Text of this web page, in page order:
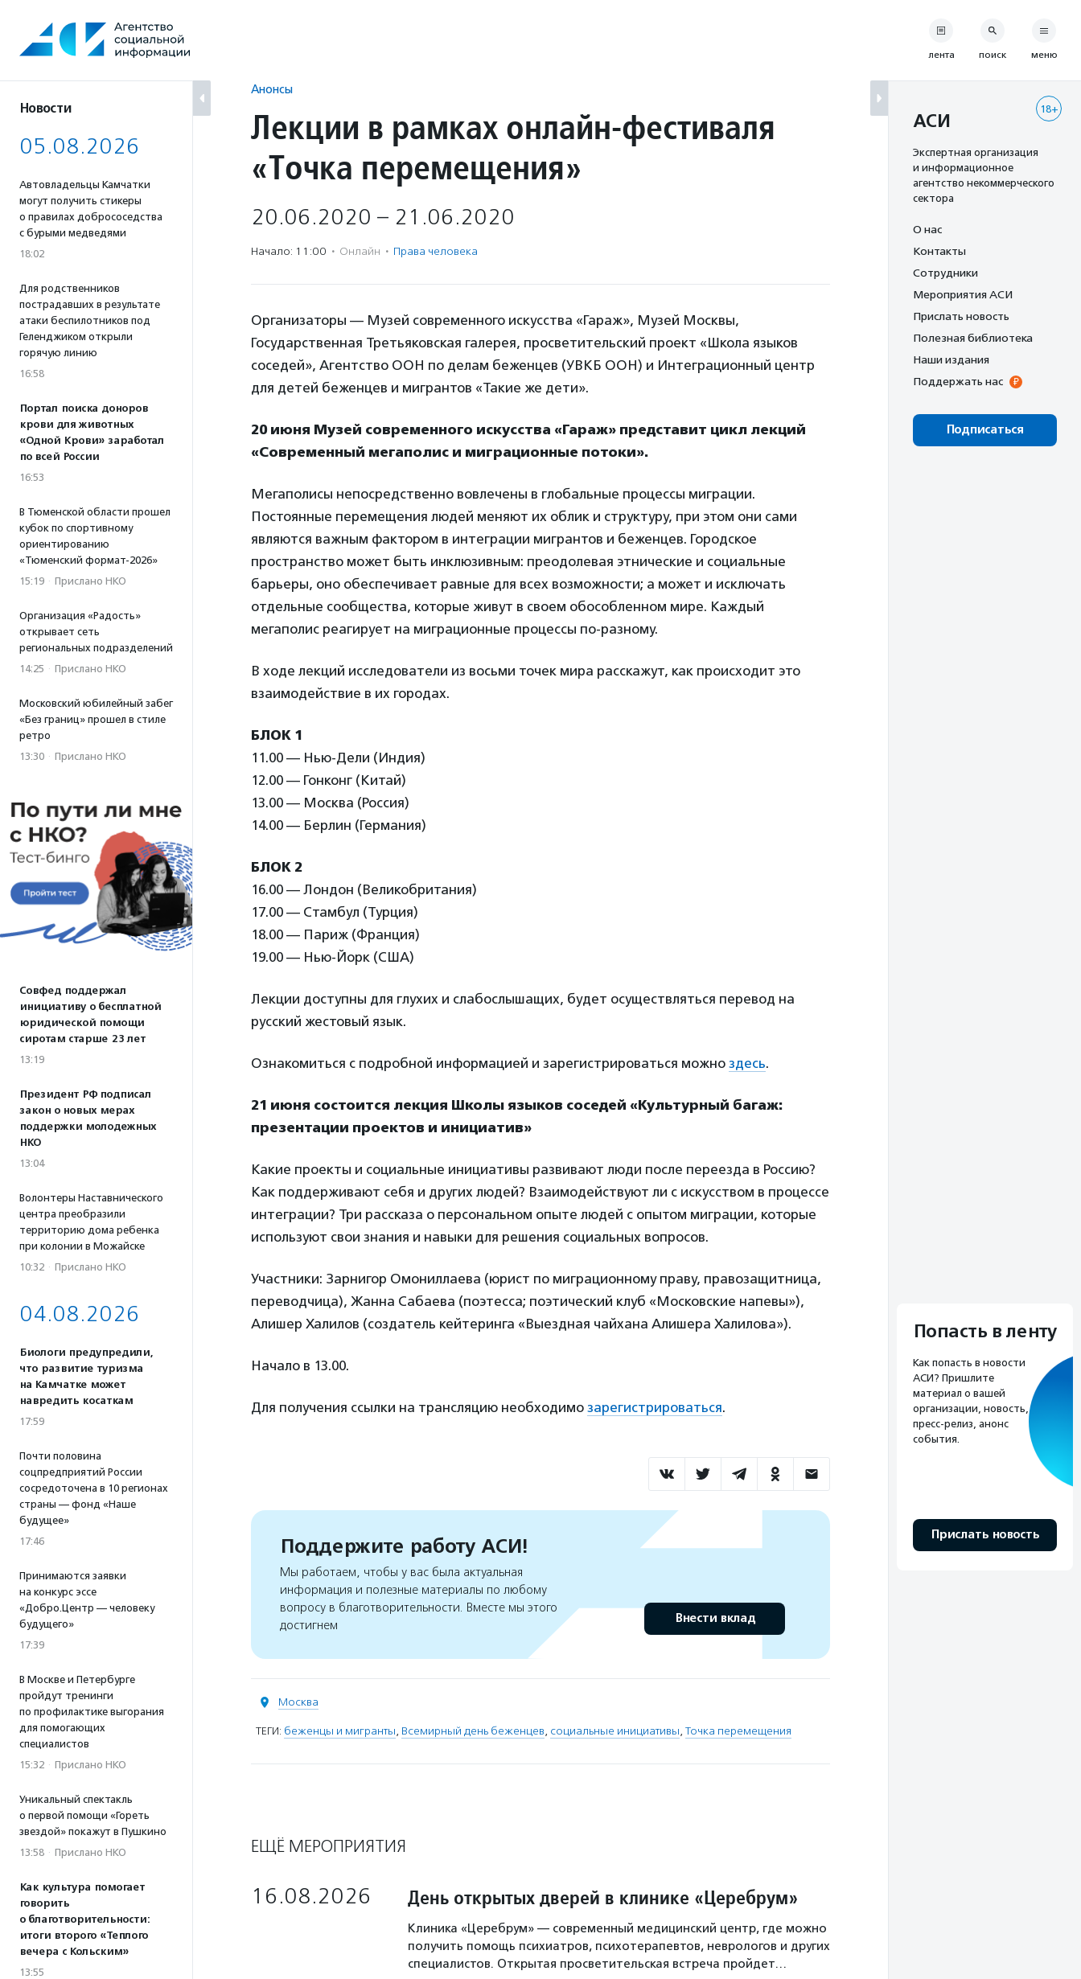
содержанию
Новости
05.08.2026
Автовладельцы Камчатки
могут получить стикеры
о правилах добрососедства
с бурыми медведями
18:02
Для родственников
пострадавших в результате
атаки беспилотников под
Геленджиком открыли
горячую линию
16:58
Портал поиска доноров
крови для животных
«Одной Крови» заработал
по всей России
16:53
В Тюменской области прошел
кубок по спортивному
ориентированию
«Тюменский формат-2026»
15:19 · Прислано НКО
Организация «Радость»
открывает сеть
региональных подразделений
14:25 · Прислано НКО
Московский юбилейный забег
«Без границ» прошел в стиле
ретро
13:30 · Прислано НКО
Совфед поддержал
инициативу о бесплатной
юридической помощи
сиротам старше 23 лет
13:19
Президент РФ подписал
закон о новых мерах
поддержки молодежных
НКО
13:04
Волонтеры Наставнического
центра преобразили
территорию дома ребенка
при колонии в Можайске
10:32 · Прислано НКО
04.08.2026
Биологи предупредили,
что развитие туризма
на Камчатке может
навредить косаткам
17:59
Почти половина
соцпредприятий России
сосредоточена в 10 регионах
страны — фонд «Наше
будущее»
17:46
Принимаются заявки
на конкурс эссе
«Добро.Центр — человеку
будущего»
17:39
В Москве и Петербурге
пройдут тренинги
по профилактике выгорания
для помогающих
специалистов
15:32 · Прислано НКО
Уникальный спектакль
о первой помощи «Гореть
звездой» покажут в Пушкино
13:58 · Прислано НКО
Как культура помогает
говорить
о благотворительности:
итоги второго «Теплого
вечера с Кольским»
13:55
Анонсы
Лекции в рамках онлайн-фестиваля
«Точка перемещения»
20.06.2020 – 21.06.2020
Начало: 11:00 · Онлайн · Права человека
Организаторы — Музей современного искусства «Гараж», Музей Москвы,
Государственная Третьяковская галерея, просветительский проект «Школа языков
соседей», Агентство ООН по делам беженцев (УВКБ ООН) и Интеграционный центр
для детей беженцев и мигрантов «Такие же дети».
20 июня Музей современного искусства «Гараж» представит цикл лекций
«Современный мегаполис и миграционные потоки».
Мегаполисы непосредственно вовлечены в глобальные процессы миграции.
Постоянные перемещения людей меняют их облик и структуру, при этом они сами
являются важным фактором в интеграции мигрантов и беженцев. Городское
пространство может быть инклюзивным: преодолевая этнические и социальные
барьеры, оно обеспечивает равные для всех возможности; а может и исключать
отдельные сообщества, которые живут в своем обособленном мире. Каждый
мегаполис реагирует на миграционные процессы по-разному.
В ходе лекций исследователи из восьми точек мира расскажут, как происходит это
взаимодействие в их городах.
БЛОК 1
11.00 — Нью-Дели (Индия)
12.00 — Гонконг (Китай)
13.00 — Москва (Россия)
14.00 — Берлин (Германия)
БЛОК 2
16.00 — Лондон (Великобритания)
17.00 — Стамбул (Турция)
18.00 — Париж (Франция)
19.00 — Нью-Йорк (США)
Лекции доступны для глухих и слабослышащих, будет осуществляться перевод на
русский жестовый язык.
Ознакомиться с подробной информацией и зарегистрироваться можно здесь.
21 июня состоится лекция Школы языков соседей «Культурный багаж:
презентации проектов и инициатив»
Какие проекты и социальные инициативы развивают люди после переезда в Россию?
Как поддерживают себя и других людей? Взаимодействуют ли с искусством в процессе
интеграции? Три рассказа о персональном опыте людей с опытом миграции, которые
используют свои знания и навыки для решения социальных вопросов.
Участники: Зарнигор Омониллаева (юрист по миграционному праву, правозащитница,
переводчица), Жанна Сабаева (поэтесса; поэтический клуб «Московские напевы»),
Алишер Халилов (создатель кейтеринга «Выездная чайхана Алишера Халилова»).
Начало в 13.00.
Для получения ссылки на трансляцию необходимо зарегистрироваться.
Поддержите работу АСИ!
Мы работаем, чтобы у вас была актуальная
информация и полезные материалы по любому
вопросу в благотворительности. Вместе мы этого
достигнем
Внести вклад
Москва
ТЕГИ: беженцы и мигранты, Всемирный день беженцев, социальные инициативы, Точка перемещения
ЕЩЁ МЕРОПРИЯТИЯ
16.08.2026 День открытых дверей в клинике «Церебрум»
Клиника «Церебрум» — современный медицинский центр, где можно
получить помощь психиатров, психотерапевтов, неврологов и других
специалистов. Открытая просветительская встреча пройдет…
лента поиск меню
18+
АСИ
Экспертная организация
и информационное
агентство некоммерческого
сектора
О нас
Контакты
Сотрудники
Мероприятия АСИ
Прислать новость
Полезная библиотека
Наши издания
Поддержать нас
Подписаться
Попасть в ленту
Как попасть в новости
АСИ? Пришлите
материал о вашей
организации, новость,
пресс-релиз, анонс
события.
Прислать новость